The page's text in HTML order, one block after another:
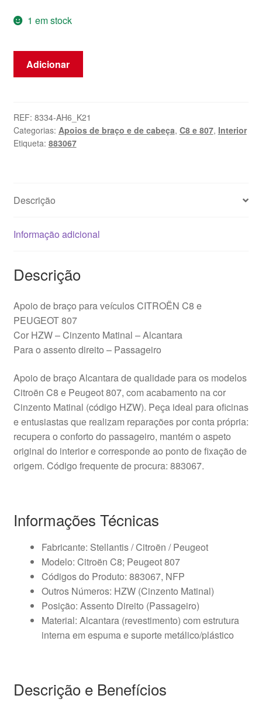
1 em stock
Quantidade
Braço
Alcantara
Passageiro
807
Adicionar
REF: 8334-AH6_K21
Categorias: Apoios de braço e de cabeça, C8 e 807, Interior
Etiqueta: 883067
Descrição
Informação adicional
Descrição
Apoio de braço para veículos CITROËN C8 e
PEUGEOT 807
Cor HZW – Cinzento Matinal – Alcantara
Para o assento direito – Passageiro
Apoio de braço Alcantara de qualidade para os modelos
Citroën C8 e Peugeot 807, com acabamento na cor
Cinzento Matinal (código HZW). Peça ideal para oficinas
e entusiastas que realizam reparações por conta própria:
recupera o conforto do passageiro, mantém o aspeto
original do interior e corresponde ao ponto de fixação de
origem. Código frequente de procura: 883067.
Informações Técnicas
Fabricante: Stellantis / Citroën / Peugeot
Modelo: Citroën C8; Peugeot 807
Códigos do Produto: 883067, NFP
Outros Números: HZW (Cinzento Matinal)
Posição: Assento Direito (Passageiro)
Material: Alcantara (revestimento) com estrutura
interna em espuma e suporte metálico/plástico
Descrição e Benefícios